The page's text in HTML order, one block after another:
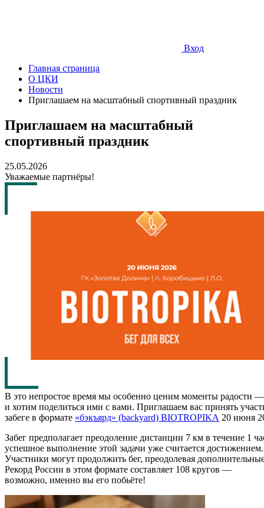
Вход
Главная страница
О ЦКИ
Новости
Приглашаем на масштабный спортивный праздник
Приглашаем на масштабный
спортивный праздник
25.05.2026
Уважаемые партнёры!
В это непростое время мы особенно ценим моменты радости —
и хотим поделиться ими с вами. Приглашаем вас принять
забеге в формате «бэкъярд» (backyard) BIOTROPIKA 20 июня
Забег предполагает преодоление дистанции 7 км в течение 1
успешное выполнение этой задачи уже считается
Участники могут продолжить бег, преодолевая
Рекорд России в этом формате составляет 108 кругов —
возможно, именно вы его побьёте!